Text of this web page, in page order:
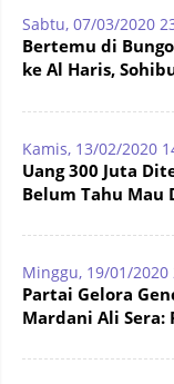
Sabtu, 07/03/2020
Bertemu di
ke Al Haris,
Kamis, 13/02/2020
Uang 300 Juta
Belum Tahu Mau
Minggu, 19/01/2020
Partai Gelora
Mardani Ali Sera: